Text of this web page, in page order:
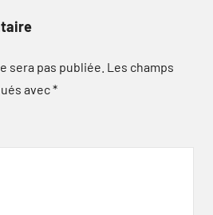
sera pas publiée. Les champs
avec*